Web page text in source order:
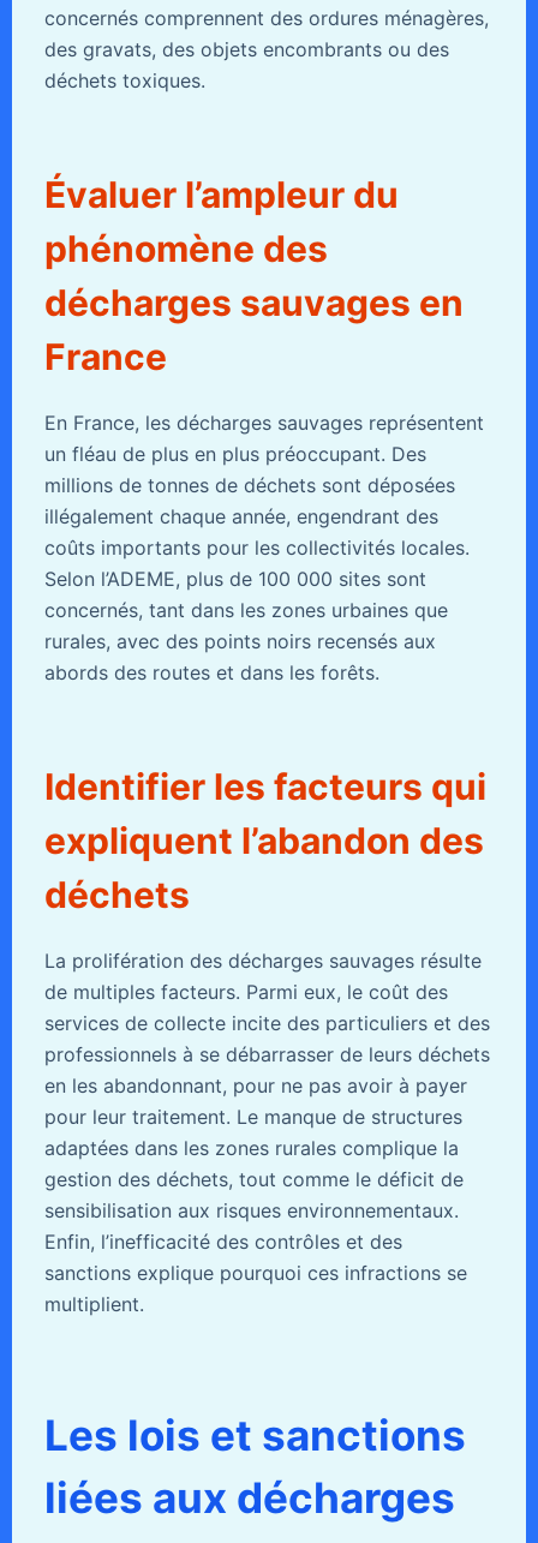
concernés comprennent des ordures ménagères,
des gravats, des objets encombrants ou des
déchets toxiques.
Évaluer l’ampleur du
phénomène des
décharges sauvages en
France
En France, les décharges sauvages représentent
un fléau de plus en plus préoccupant. Des
millions de tonnes de déchets sont déposées
illégalement chaque année, engendrant des
coûts importants pour les collectivités locales.
Selon l’ADEME, plus de 100 000 sites sont
concernés, tant dans les zones urbaines que
rurales, avec des points noirs recensés aux
abords des routes et dans les forêts.
Identifier les facteurs qui
expliquent l’abandon des
déchets
La prolifération des décharges sauvages résulte
de multiples facteurs. Parmi eux, le coût des
services de collecte incite des particuliers et des
professionnels à se débarrasser de leurs déchets
en les abandonnant, pour ne pas avoir à payer
pour leur traitement. Le manque de structures
adaptées dans les zones rurales complique la
gestion des déchets, tout comme le déficit de
sensibilisation aux risques environnementaux.
Enfin, l’inefficacité des contrôles et des
sanctions explique pourquoi ces infractions se
multiplient.
Les lois et sanctions
liées aux décharges